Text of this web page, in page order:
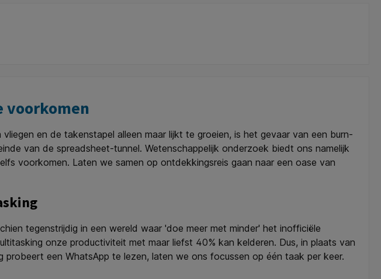
voorkomen
en de takenstapel alleen maar lijkt te groeien, is het gevaar van een burn-
van de spreadsheet-tunnel. Wetenschappelijk onderzoek biedt ons namelijk
voorkomen. Laten we samen op ontdekkingsreis gaan naar een oase van
tegenstrijdig in een wereld waar 'doe meer met minder' het inofficiële
onze productiviteit met maar liefst 40% kan kelderen. Dus, in plaats van
een WhatsApp te lezen, laten we ons focussen op één taak per keer.